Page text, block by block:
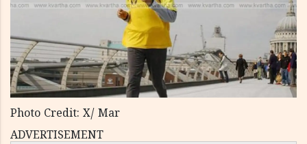
Photo Credit: X/ Mar
ADVERTISEMENT